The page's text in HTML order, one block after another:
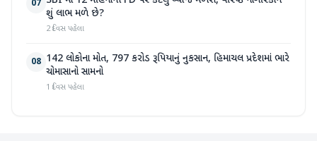
07
શું લાભ મળે છે?
2 દિવસ પહેલા
08 142 લોકોના મોત, 797 કરોડ રૂપિયાનું નુકસાન, હિમાચલ પ્રદેશમાં ભારે
ચોમાસાનો સામનો
1 દિવસ પહેલા